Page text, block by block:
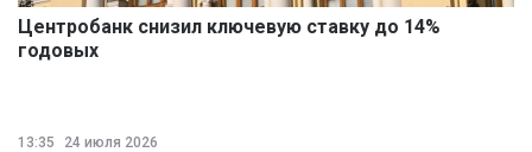
Центробанк снизил ключевую ставку до 14%
годовых
13:35
24 июля 2026